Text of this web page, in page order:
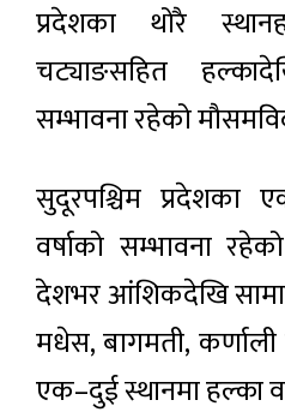
प्रदेशका थोरै
चट्याङसहित
सम्भावना रहेको
सुदूरपश्चिम प्रदेशका
वर्षाको सम्भावना
देशभर आंशिकदेखि
मधेस, बागमती,
एक–दुई स्थानमा हल्का